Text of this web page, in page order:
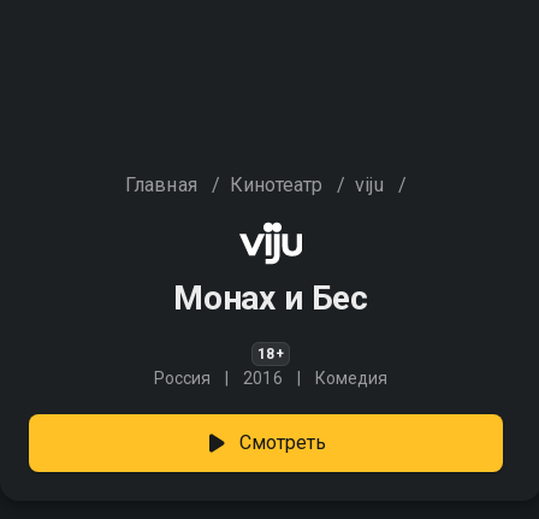
Главная / Кинотеатр / viju /
Монах и Бес
18+
Россия 2016 Комедия
Смотреть